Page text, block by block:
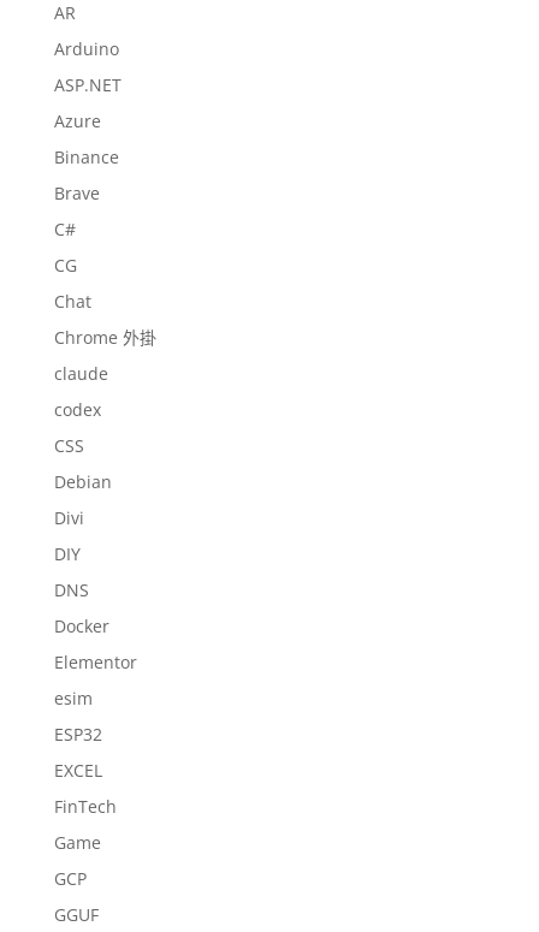
AR
Arduino
ASP.NET
Azure
Binance
Brave
C#
CG
Chat
Chrome 外掛
claude
codex
CSS
Debian
Divi
DIY
DNS
Docker
Elementor
esim
ESP32
EXCEL
FinTech
Game
GCP
GGUF